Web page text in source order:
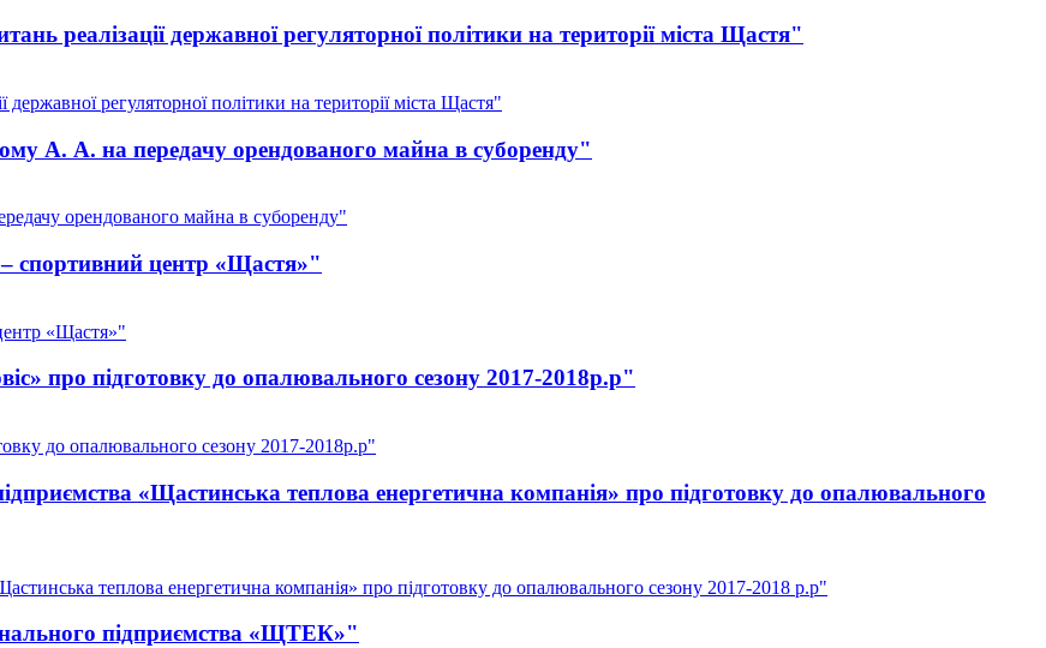
реалізації державної регуляторної політики на території міста Щастя"
регуляторної політики на території міста Щастя"
А. А. на передачу орендованого майна в суборенду"
орендованого майна в суборенду"
спортивний центр «Щастя»"
«Щастя»"
про підготовку до опалювального сезону 2017-2018р.р"
до опалювального сезону 2017-2018р.р"
«Щастинська теплова енергетична компанія» про підготовку до опалювального
теплова енергетична компанія» про підготовку до опалювального сезону 2017-2018 р.р"
підприємства «ЩТЕК»"